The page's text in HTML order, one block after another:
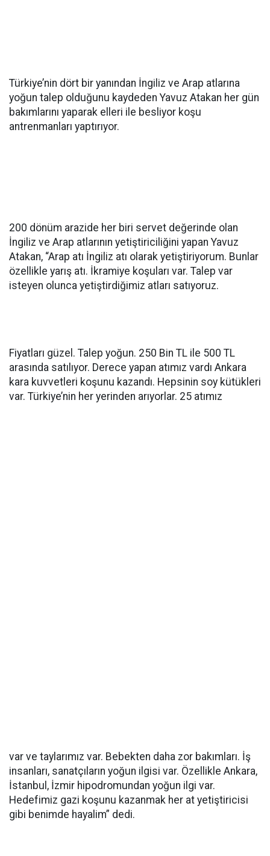
Türkiye’nin dört bir yanından İngiliz ve Arap atlarına
yoğun talep olduğunu kaydeden Yavuz Atakan her gün
bakımlarını yaparak elleri ile besliyor koşu
antrenmanları yaptırıyor.
200 dönüm arazide her biri servet değerinde olan
İngiliz ve Arap atlarının yetiştiriciliğini yapan Yavuz
Atakan, “Arap atı İngiliz atı olarak yetiştiriyorum. Bunlar
özellikle yarış atı. İkramiye koşuları var. Talep var
isteyen olunca yetiştirdiğimiz atları satıyoruz.
Fiyatları güzel. Talep yoğun. 250 Bin TL ile 500 TL
arasında satılıyor. Derece yapan atımız vardı Ankara
kara kuvvetleri koşunu kazandı. Hepsinin soy kütükleri
var. Türkiye’nin her yerinden arıyorlar. 25 atımız
var ve taylarımız var. Bebekten daha zor bakımları. İş
insanları, sanatçıların yoğun ilgisi var. Özellikle Ankara,
İstanbul, İzmir hipodromundan yoğun ilgi var.
Hedefimiz gazi koşunu kazanmak her at yetiştiricisi
gibi benimde hayalim” dedi.